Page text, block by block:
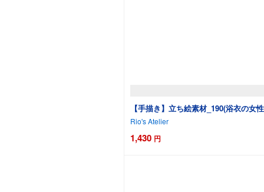
【手描き】立ち絵素材_190(浴衣の
Rio's Atelier
1,430 円